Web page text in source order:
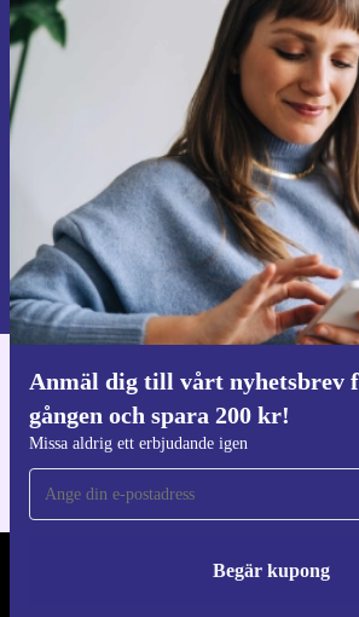
Anmäl dig till vårt nyhetsbrev
gången och spara 200 kr!
Missa aldrig ett erbjudande igen
Begär kupong
Anmäl dig till vårt
första gången och spara
Missa aldrig ett erbjudande
Begär kupong
Information om användningen av personuppgifter
Integritetspolicy
Ladda ner refurbed
För iOS och Android
REFURBED SVERIGE -